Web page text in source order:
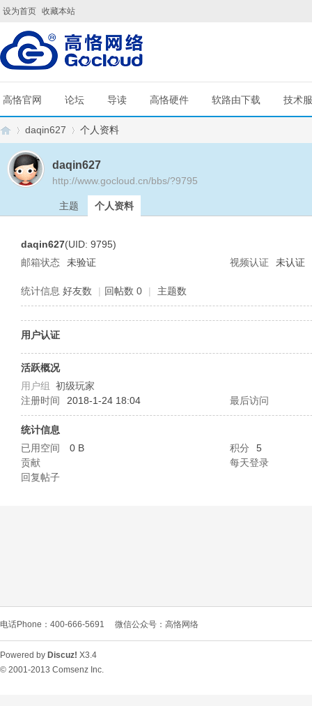
设为首页 收藏本站
高恪官网 论坛 导读 高恪硬件 软路由下载 技术
L
daqin627 个人资料
daqin627
http://www.gocloud.cn/bbs/?9795
主题 个人资料
daqin627(UID: 9795)
邮箱状态
未验证 视频认证 未认证
统计信息 好友数 | 回帖数 0 | 主题数
用户认证
活跃概况
用户组 初级玩家
注册时间
2018-1-24 18:04 最后访问
统计信息
已用空间
0 B 积分
5
贡献
每天登录
回复帖子
电话Phone：400-666-5691 微信公众号：高恪网络
Powered by Discuz! X3.4
© 2001-2013 Comsenz Inc.